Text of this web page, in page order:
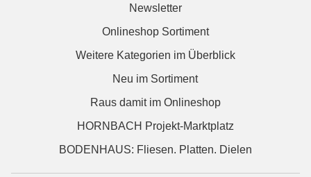
Newsletter
Onlineshop Sortiment
Weitere Kategorien im Überblick
Neu im Sortiment
Raus damit im Onlineshop
HORNBACH Projekt-Marktplatz
BODENHAUS: Fliesen. Platten. Dielen